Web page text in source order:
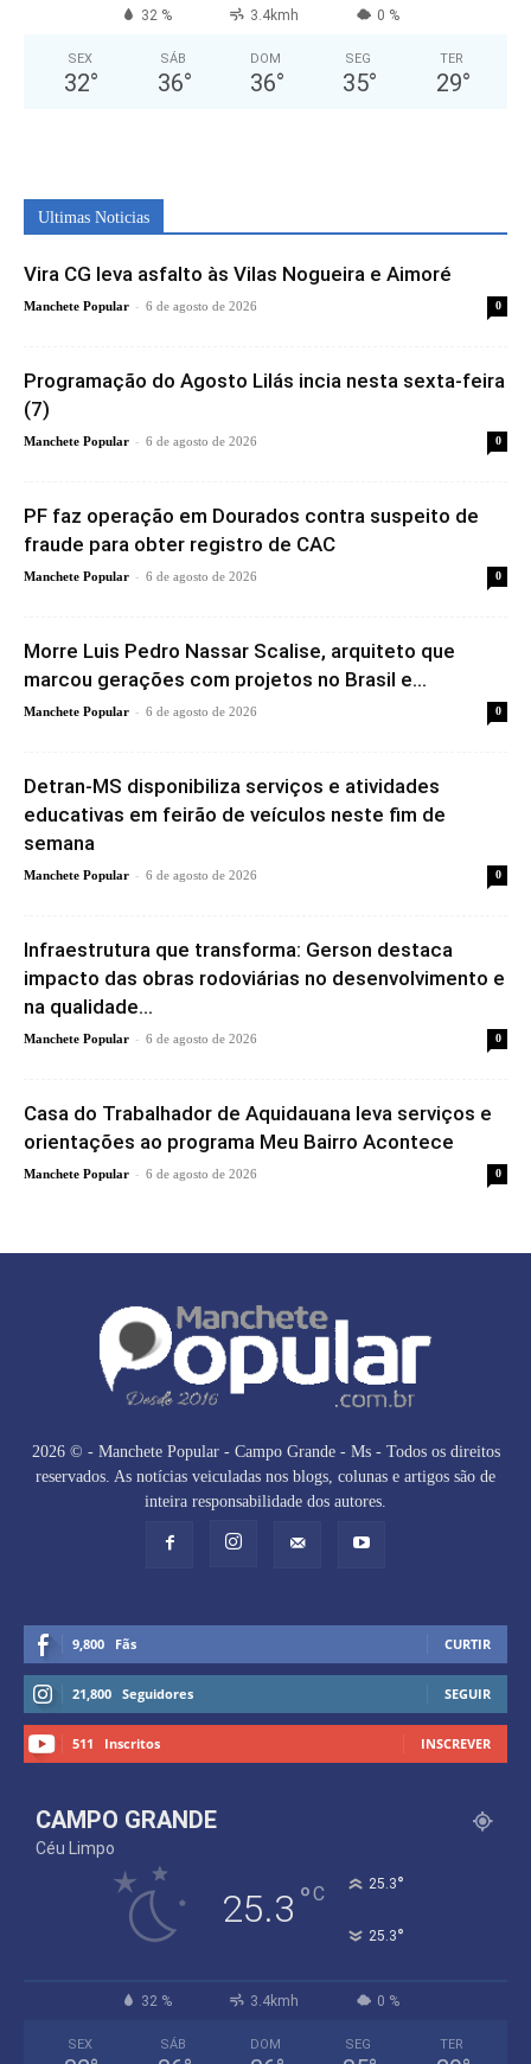
32 % 3.4kmh 0 %
SEX
32°
SÁB
36°
DOM
36°
SEG
35°
TER
29°
Ultimas Noticias
Vira CG leva asfalto às Vilas Nogueira e Aimoré
Manchete Popular - 6 de agosto de 2026 0
Programação do Agosto Lilás incia nesta sexta-feira
(7)
Manchete Popular - 6 de agosto de 2026 0
PF faz operação em Dourados contra suspeito de
fraude para obter registro de CAC
Manchete Popular - 6 de agosto de 2026 0
Morre Luis Pedro Nassar Scalise, arquiteto que
marcou gerações com projetos no Brasil e...
Manchete Popular - 6 de agosto de 2026 0
Detran-MS disponibiliza serviços e atividades
educativas em feirão de veículos neste fim de
semana
Manchete Popular - 6 de agosto de 2026 0
Infraestrutura que transforma: Gerson destaca
impacto das obras rodoviárias no desenvolvimento e
na qualidade...
Manchete Popular - 6 de agosto de 2026 0
Casa do Trabalhador de Aquidauana leva serviços e
orientações ao programa Meu Bairro Acontece
Manchete Popular - 6 de agosto de 2026 0
2026 © - Manchete Popular - Campo Grande - Ms - Todos os direitos
reservados. As notícias veiculadas nos blogs, colunas e artigos são de
inteira responsabilidade dos autores.
9,800 Fãs CURTIR
21,800 Seguidores SEGUIR
511 Inscritos INSCREVER
CAMPO GRANDE
Céu Limpo
25.3 °C 25.3°
25.3°
32 % 3.4kmh 0 %
SEX SÁB DOM SEG TER